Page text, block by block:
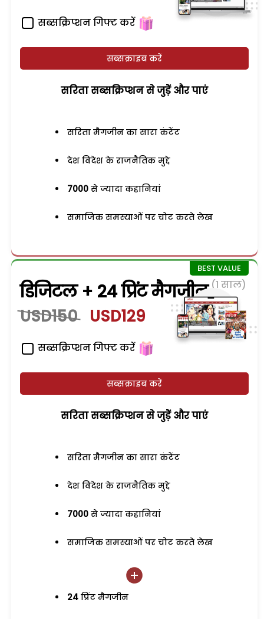
सब्सक्रिप्शन गिफ्ट करें
सब्सक्राइब करें
सरिता सब्सक्रिप्शन से जुड़ेें और पाएं
सरिता मैगजीन का सारा कंटेंट
देश विदेश के राजनैतिक मुद्दे
7000 से ज्यादा कहानियां
समाजिक समस्याओं पर चोट करते लेख
डिजिटल + 24 प्रिंट मैगजीन (1 साल)
USD150 USD129
सब्सक्रिप्शन गिफ्ट करें
सब्सक्राइब करें
सरिता सब्सक्रिप्शन से जुड़ेें और पाएं
सरिता मैगजीन का सारा कंटेंट
देश विदेश के राजनैतिक मुद्दे
7000 से ज्यादा कहानियां
समाजिक समस्याओं पर चोट करते लेख
24 प्रिंट मैगजीन